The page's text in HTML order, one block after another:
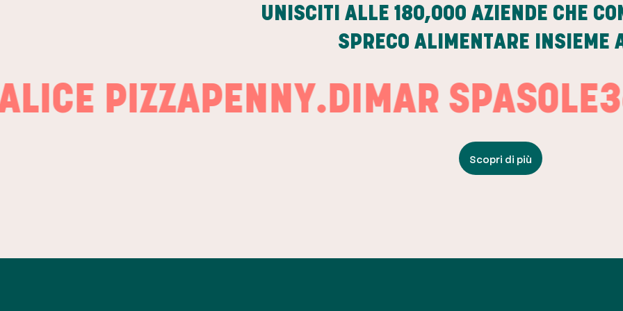
UNISCITI ALLE 180,000 AZIENDE CHE
SPRECO ALIMENTARE INSIEME
PIZZA PENNY. DIMAR SPASOLE365
Scopri di più